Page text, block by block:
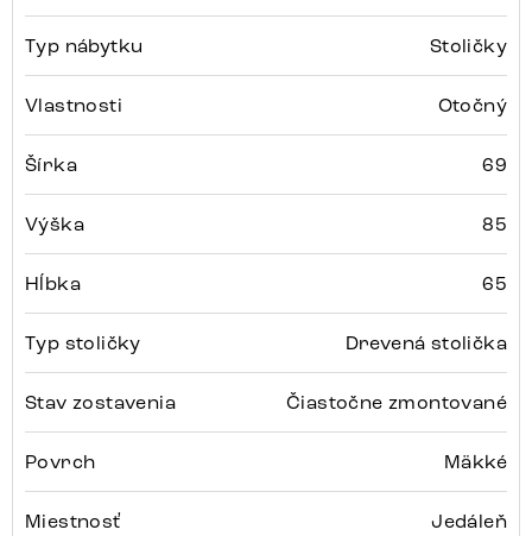
Typ nábytku Stoličky
Vlastnosti Otočný
Šírka 69
Výška 85
Hĺbka 65
Typ stoličky Drevená stolička
Stav zostavenia Čiastočne zmontované
Povrch Mäkké
Miestnosť Jedáleň